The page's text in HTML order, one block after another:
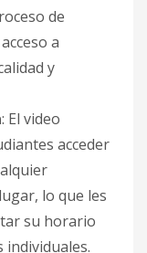
de
a
y
: El video
acceder
lo que les
su horario
individuales.